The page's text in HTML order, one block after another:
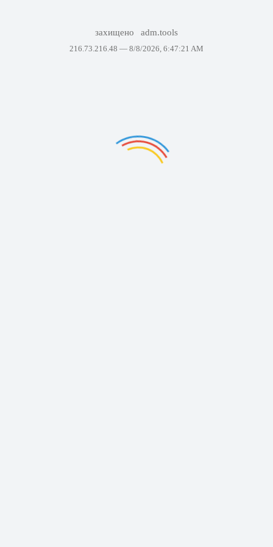
захищено adm.tools
216.73.216.48 — 8/8/2026, 6:47:21 AM